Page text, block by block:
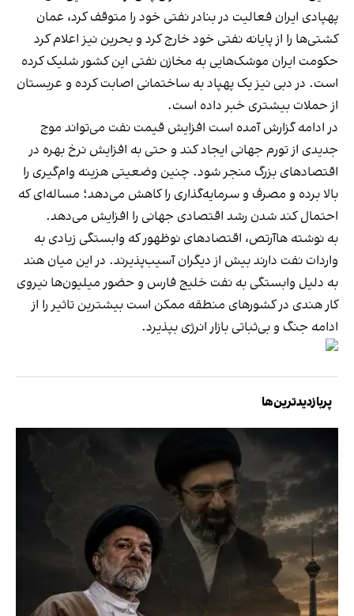
پهپادی ایران فعالیت در بنادر نفتی خود را متوقف کرد، عمان
کشتی‌ها را از پایانه نفتی خود خارج کرد و بحرین نیز اعلام کرد
حکومت ایران موشک‌هایی به مخازن نفتی این کشور شلیک کرده
است. در دبی نیز یک پهپاد به ساختمانی اصابت کرده و عربستان
از حملات بیشتری خبر داده است.
در ادامه گزارش آمده است افزایش قیمت نفت می‌تواند موج
جدیدی از تورم جهانی ایجاد کند و حتی به افزایش نرخ بهره در
اقتصادهای بزرگ منجر شود. چنین وضعیتی هزینه وام‌گیری را
بالا برده و مصرف و سرمایه‌گذاری را کاهش می‌دهد؛ مساله‌ای که
احتمال کند شدن رشد اقتصادی جهانی را افزایش می‌دهد.
به نوشته هاآرتص، اقتصادهای نوظهور که وابستگی زیادی به
واردات نفت دارند بیش از دیگران آسیب‌پذیرند. در این میان هند
به دلیل وابستگی به نفت خلیج فارس و حضور میلیون‌ها نیروی
کار هندی در کشورهای منطقه ممکن است بیشترین تاثیر را از
ادامه جنگ و بی‌ثباتی بازار انرژی بپذیرد.
پربازدیدترین‌ها